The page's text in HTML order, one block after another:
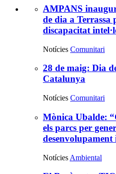
Més
notícies
AMPANS
de dia a Terrassa
discapacitat
Notícies Comunitari
28 de maig: Dia
Catalunya
Notícies Comunitari
Mònica Ubalde:
els parcs per
desenvolupament
Notícies Ambiental